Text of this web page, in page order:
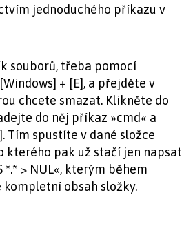
jednoduchého příkazu v
souborů, třeba pomocí
+ [E], a přejděte v
chcete smazat. Klikněte do
do něj příkaz »cmd« a
Tím spustíte v dané složce
kterého pak už stačí jen napsat
> NUL«, kterým během
obsah složky.